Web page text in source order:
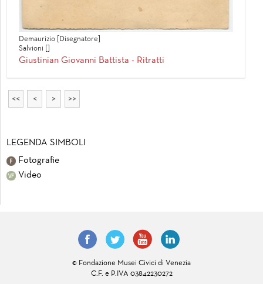
Demaurizio [Disegnatore]
Salvioni []
Giustinian Giovanni Battista - Ritratti
<< < > >>
LEGENDA SIMBOLI
Fotografie
Video
© Fondazione Musei Civici di Venezia
C.F. e P.IVA 03842230272